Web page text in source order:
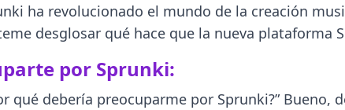
ha revolucionado el mundo de la creación
desglosar qué hace que la nueva plataforma
por Sprunki:
qué debería preocuparme por Sprunki?”